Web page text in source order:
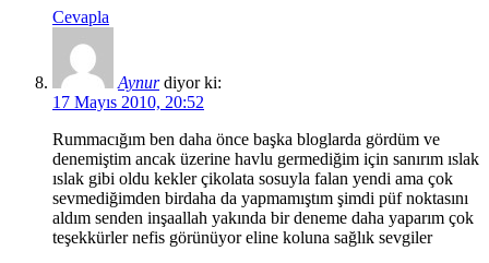
Cevapla
Aynur diyor ki:
17 Mayıs 2010, 20:52
Rummacığım ben daha önce başka bloglarda gördüm ve
denemiştim ancak üzerine havlu germediğim için sanırım ıslak
ıslak gibi oldu kekler çikolata sosuyla falan yendi ama çok
sevmediğimden birdaha da yapmamıştım şimdi püf noktasını
aldım senden inşaallah yakında bir deneme daha yaparım çok
teşekkürler nefis görünüyor eline koluna sağlık sevgiler